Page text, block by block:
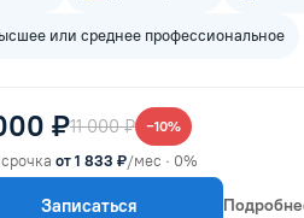
или среднее профессиональное
₽11 000 ₽ −10%
от 1 833 ₽/мес · 0%
Записаться